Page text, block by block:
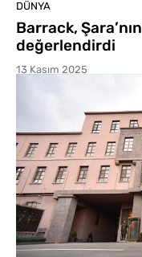
DÜNYA
Barrack,
değerlendirdi
13 Kasım 2025